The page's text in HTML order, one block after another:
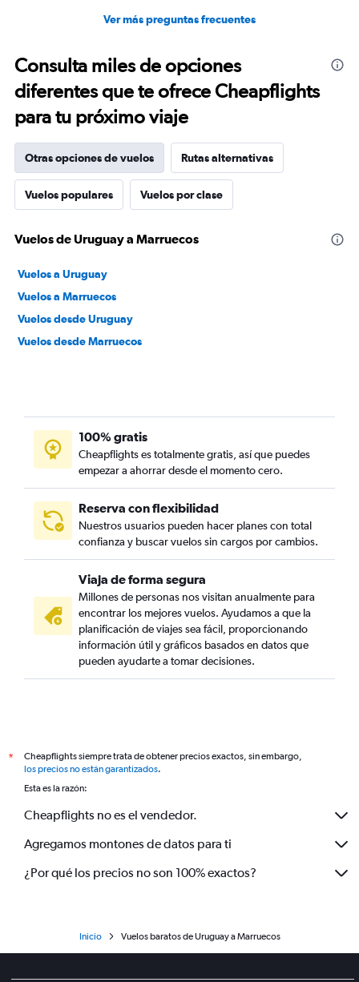
Ver más preguntas frecuentes
Consulta miles de opciones
diferentes que te ofrece Cheapflights
para tu próximo viaje
Otras opciones de vuelos Rutas alternativas
Vuelos populares Vuelos por clase
Vuelos de Uruguay a Marruecos
Vuelos a Uruguay
Vuelos a Marruecos
Vuelos desde Uruguay
Vuelos desde Marruecos
100% gratis
Cheapflights es totalmente gratis, así que puedes
empezar a ahorrar desde el momento cero.
Reserva con flexibilidad
Nuestros usuarios pueden hacer planes con total
confianza y buscar vuelos sin cargos por cambios.
Viaja de forma segura
Millones de personas nos visitan anualmente para
encontrar los mejores vuelos. Ayudamos a que la
planificación de viajes sea fácil, proporcionando
información útil y gráficos basados en datos que
pueden ayudarte a tomar decisiones.
*
Cheapflights siempre trata de obtener precios exactos, sin embargo,
los precios no están garantizados.
Esta es la razón:
Cheapflights no es el vendedor.
Agregamos montones de datos para ti
¿Por qué los precios no son 100% exactos?
Inicio Vuelos baratos de Uruguay a Marruecos